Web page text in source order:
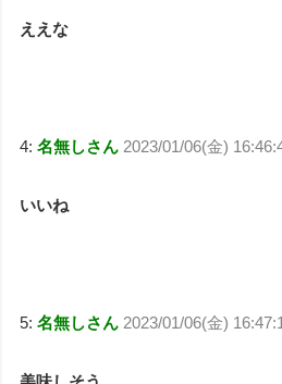
ええな
4:名無しさん 2023/01/06(金)
いいね
5:名無しさん 2023/01/06(金)